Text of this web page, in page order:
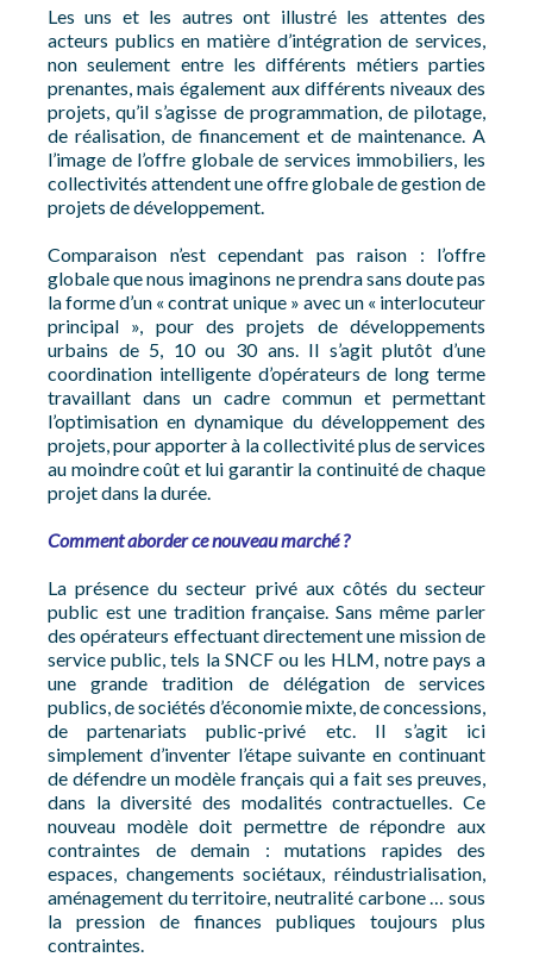
Les uns et les autres ont illustré les attentes des
acteurs publics en matière d’intégration de services,
non seulement entre les différents métiers parties
prenantes, mais également aux différents niveaux des
projets, qu’il s’agisse de programmation, de pilotage,
de réalisation, de financement et de maintenance. A
l’image de l’offre globale de services immobiliers, les
collectivités attendent une offre globale de gestion de
projets de développement.
Comparaison n’est cependant pas raison : l’offre
globale que nous imaginons ne prendra sans doute pas
la forme d’un « contrat unique » avec un « interlocuteur
principal », pour des projets de développements
urbains de 5, 10 ou 30 ans. Il s’agit plutôt d’une
coordination intelligente d’opérateurs de long terme
travaillant dans un cadre commun et permettant
l’optimisation en dynamique du développement des
projets, pour apporter à la collectivité plus de services
au moindre coût et lui garantir la continuité de chaque
projet dans la durée.
Comment aborder ce nouveau marché ?
La présence du secteur privé aux côtés du secteur
public est une tradition française. Sans même parler
des opérateurs effectuant directement une mission de
service public, tels la SNCF ou les HLM, notre pays a
une grande tradition de délégation de services
publics, de sociétés d’économie mixte, de concessions,
de partenariats public-privé etc. Il s’agit ici
simplement d’inventer l’étape suivante en continuant
de défendre un modèle français qui a fait ses preuves,
dans la diversité des modalités contractuelles. Ce
nouveau modèle doit permettre de répondre aux
contraintes de demain : mutations rapides des
espaces, changements sociétaux, réindustrialisation,
aménagement du territoire, neutralité carbone … sous
la pression de finances publiques toujours plus
contraintes.